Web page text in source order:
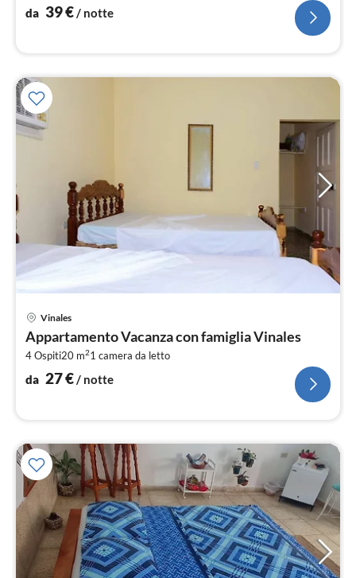
da 39€ / notte
Vinales
Appartamento Vacanza con famiglia Vinales
4 Ospiti20 m21 camera da letto
da 27€/ notte